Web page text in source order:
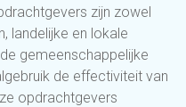
zijn zowel
landelijke en lokale
gemeenschappelijke
de effectiviteit van
opdrachtgevers